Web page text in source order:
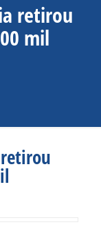
retirou
mil